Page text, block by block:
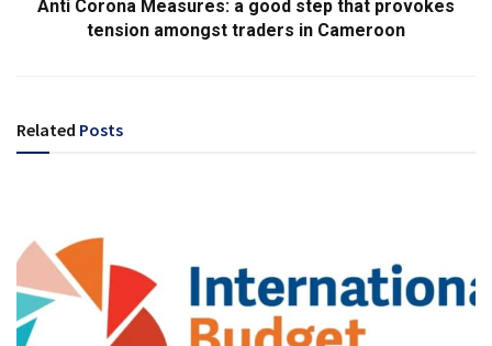
Anti Corona Measures: a good step that provokes
tension amongst traders in Cameroon
Related Posts